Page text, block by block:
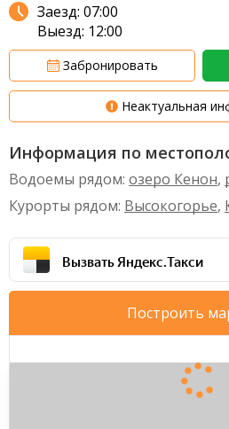
Заезд: 07:00
Выезд: 12:00
Забронировать
Неактуальная
Информация по
Водоемы рядом: озеро Кенон,
Курорты рядом: Высокогорье,
Вызвать Яндекс.Такси
Построить